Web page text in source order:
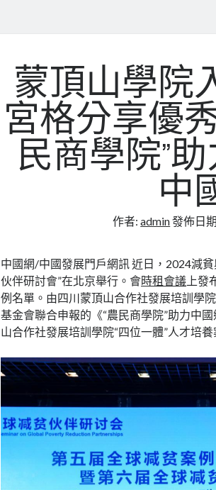
蒙頂山學院
宮格分享優
民商學院”
中
作者:admin發佈日
中國網/中國發展門戶網訊 近日，2024減
伙伴研討會”在北京舉行。會時租會議 上發
例名單。由四川蒙頂山合作社發展培訓學
基金會聯合申報的《“農民商學院”助力中
山合作社發展培訓學院“四位一體”人才培養